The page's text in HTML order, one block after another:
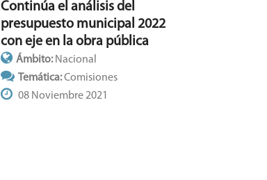
Continúa el análisis del
presupuesto municipal 2022
con eje en la obra pública
Ámbito:Nacional
Temática:Comisiones
08 Noviembre 2021